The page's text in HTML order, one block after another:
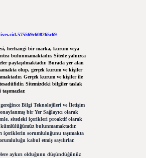
herhangi bir marka, kurum veya
bulunmamaktadır. Sitede yalnızca
paylaşılmaktadır. Burada yer alan
olup, gerçek kurum ve kişiler
Gerçek kurum ve kişiler ile
Sitemizdeki bilgiler taslak
Bilgi Teknolojileri ve İletişim
bir Yer Sağlayıcı olarak
sitedeki içerikleri proaktif olarak
bulunmamaktadır.
içeriklerin sorumluluğunu taşımakta
kabul etmiş sayılırlar.
aykırı olduğunu düşündüğünüz